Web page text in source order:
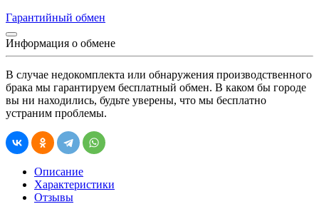
Гарантийный обмен
Информация о обмене
В случае недокомплекта или обнаружения производственного
брака мы гарантируем бесплатный обмен. В каком бы городе
вы ни находились, будьте уверены, что мы бесплатно
устраним проблемы.
Описание
Характеристики
Отзывы